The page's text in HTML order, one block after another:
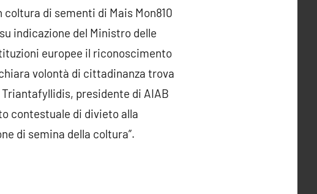
coltura di sementi di Mais Mon810
indicazione del Ministro delle
europee il riconoscimento
volontà di cittadinanza trova
presidente di AIAB
contestuale di divieto alla
di semina della coltura”.